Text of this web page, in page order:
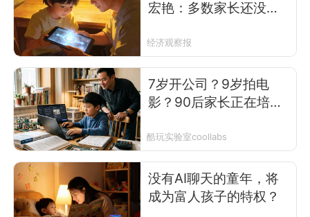
宏艳：多数家长还没意
经济观察报
7岁开公司？9岁拍电
影？90后家长正在培
酷玩实验室coollabs
没有AI聊天的童年，将
成为富人孩子的特权？